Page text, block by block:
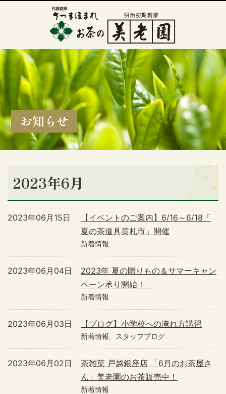
お知らせ
2023年6月
【イベントのご案内】6/16～6/18「
夏の茶道具黄札市」開催
2023年06月15日
新着情報
2023年 夏の贈りもの＆サマーキャン
ペーン承り開始！
2023年06月04日
新着情報
【ブログ】小学校への淹れ方講習
2023年06月03日
新着情報 スタッフブログ
茶雑菓 戸越銀座店 「6月のお茶屋さ
ん」美老園のお茶販売中！
2023年06月02日
新着情報